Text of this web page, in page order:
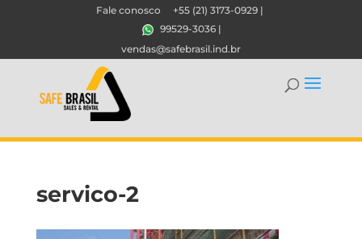
Fale conosco +55 (21) 3173-0929 |
99529-3036 |
vendas@safebrasil.ind.br
servico-2